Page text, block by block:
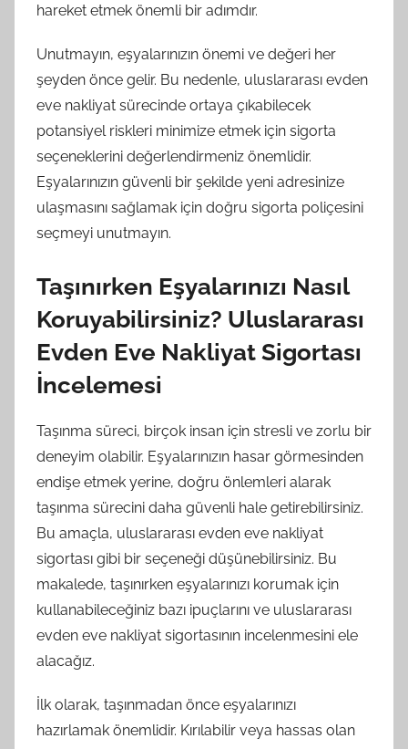
hareket etmek önemli bir adımdır.
Unutmayın, eşyalarınızın önemi ve değeri her
şeyden önce gelir. Bu nedenle, uluslararası evden
eve nakliyat sürecinde ortaya çıkabilecek
potansiyel riskleri minimize etmek için sigorta
seçeneklerini değerlendirmeniz önemlidir.
Eşyalarınızın güvenli bir şekilde yeni adresinize
ulaşmasını sağlamak için doğru sigorta poliçesini
seçmeyi unutmayın.
Taşınırken Eşyalarınızı Nasıl
Koruyabilirsiniz? Uluslararası
Evden Eve Nakliyat Sigortası
İncelemesi
Taşınma süreci, birçok insan için stresli ve zorlu bir
deneyim olabilir. Eşyalarınızın hasar görmesinden
endişe etmek yerine, doğru önlemleri alarak
taşınma sürecini daha güvenli hale getirebilirsiniz.
Bu amaçla, uluslararası evden eve nakliyat
sigortası gibi bir seçeneği düşünebilirsiniz. Bu
makalede, taşınırken eşyalarınızı korumak için
kullanabileceğiniz bazı ipuçlarını ve uluslararası
evden eve nakliyat sigortasının incelenmesini ele
alacağız.
İlk olarak, taşınmadan önce eşyalarınızı
hazırlamak önemlidir. Kırılabilir veya hassas olan